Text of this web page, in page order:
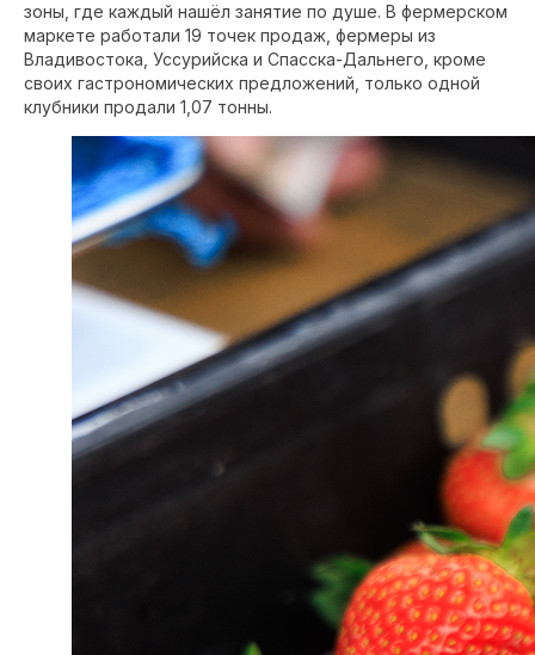
зоны, где каждый нашёл занятие по душе. В фермерском
маркете работали 19 точек продаж, фермеры из
Владивостока, Уссурийска и Спасска-Дальнего, кроме
своих гастрономических предложений, только одной
клубники продали 1,07 тонны.